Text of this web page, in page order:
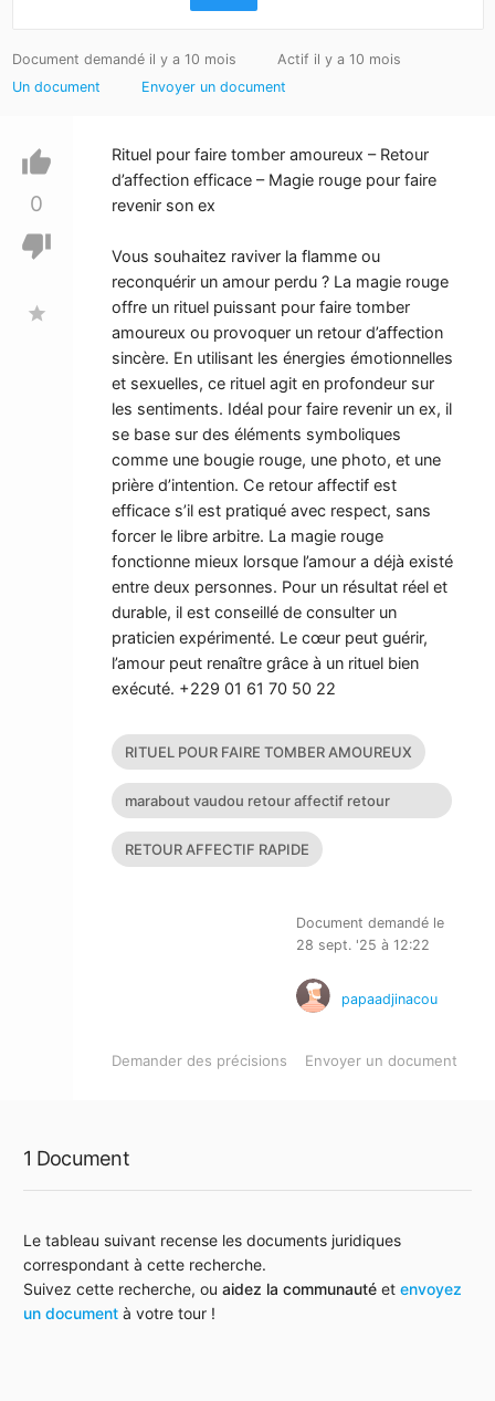
Document demandé il y a 10 mois
Actif il y a 10 mois
Un document
Envoyer un document
thumb_up
0
thumb_down
star
Rituel pour faire tomber amoureux – Retour
d’affection efficace – Magie rouge pour faire
revenir son ex
Vous souhaitez raviver la flamme ou
reconquérir un amour perdu ? La magie rouge
offre un rituel puissant pour faire tomber
amoureux ou provoquer un retour d’affection
sincère. En utilisant les énergies émotionnelles
et sexuelles, ce rituel agit en profondeur sur
les sentiments. Idéal pour faire revenir un ex, il
se base sur des éléments symboliques
comme une bougie rouge, une photo, et une
prière d’intention. Ce retour affectif est
efficace s’il est pratiqué avec respect, sans
forcer le libre arbitre. La magie rouge
fonctionne mieux lorsque l’amour a déjà existé
entre deux personnes. Pour un résultat réel et
durable, il est conseillé de consulter un
praticien expérimenté. Le cœur peut guérir,
l’amour peut renaître grâce à un rituel bien
exécuté. +229 01 61 70 50 22
RITUEL POUR FAIRE TOMBER AMOUREUX
marabout vaudou retour affectif retour
affectif sérieux retour d
RETOUR AFFECTIF RAPIDE
Document demandé le
28 sept. '25 à 12:22
papaadjinacou
Demander des précisions Envoyer un document
1 Document
Le tableau suivant recense les documents juridiques
correspondant à cette recherche.
Suivez cette recherche, ou aidez la communauté et envoyez
un document à votre tour !